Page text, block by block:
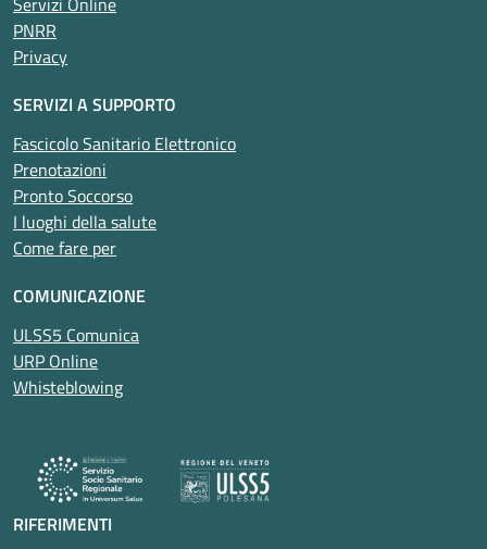
PNRR
Privacy
SERVIZI A SUPPORTO
Fascicolo Sanitario Elettronico
Prenotazioni
Pronto Soccorso
I luoghi della salute
Come fare per
COMUNICAZIONE
ULSS5 Comunica
URP Online
Whisteblowing
RIFERIMENTI